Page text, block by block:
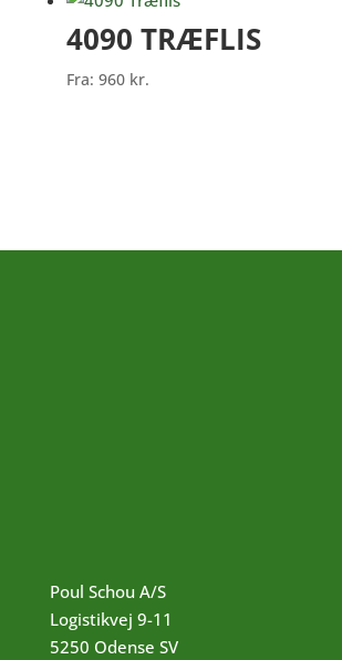
4090 TRÆFLIS
Fra: 960 kr.
Poul Schou A/S
Logistikvej 9-11
5250 Odense SV